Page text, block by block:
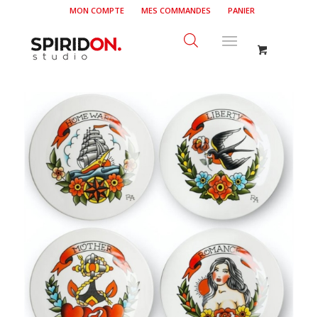
MON COMPTE MES COMMANDES PANIER